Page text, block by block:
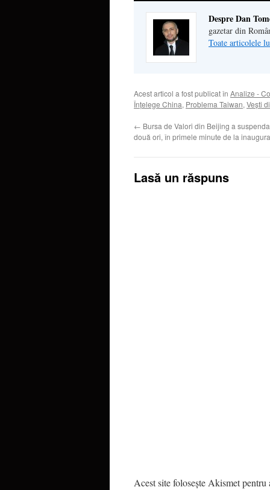
Despre Dan
gazetar din
Toate articolele
Acest articol a fost publicat în Analize -
Înţelege China, Problema Taiwan, Veşti
← Bursa de Valori din Beijing a
două ori, în primele minute de la
Lasă un răspuns
Acest site folosește Akismet pentru